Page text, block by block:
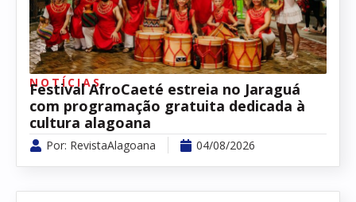
NOTÍCIAS
Festival AfroCaeté estreia no Jaraguá
com programação gratuita dedicada à
cultura alagoana
Por: RevistaAlagoana 04/08/2026